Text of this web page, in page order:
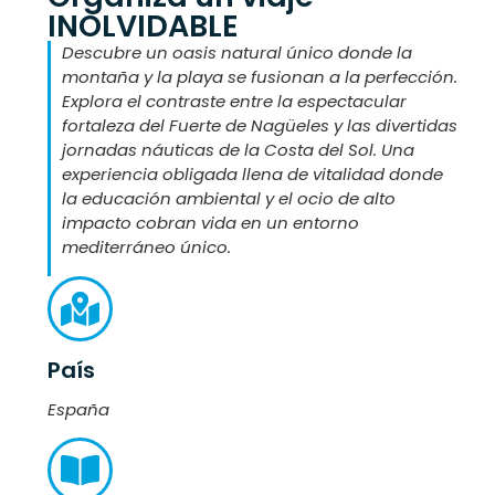
INOLVIDABLE
Descubre un oasis natural único donde la
montaña y la playa se fusionan a la perfección.
Explora el contraste entre la espectacular
fortaleza del Fuerte de Nagüeles y las divertidas
jornadas náuticas de la Costa del Sol. Una
experiencia obligada llena de vitalidad donde
la educación ambiental y el ocio de alto
impacto cobran vida en un entorno
mediterráneo único.
País
España